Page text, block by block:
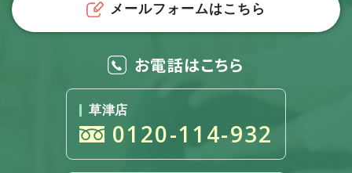
メールフォームはこちら
お電話はこちら
草津店
0120-114-932